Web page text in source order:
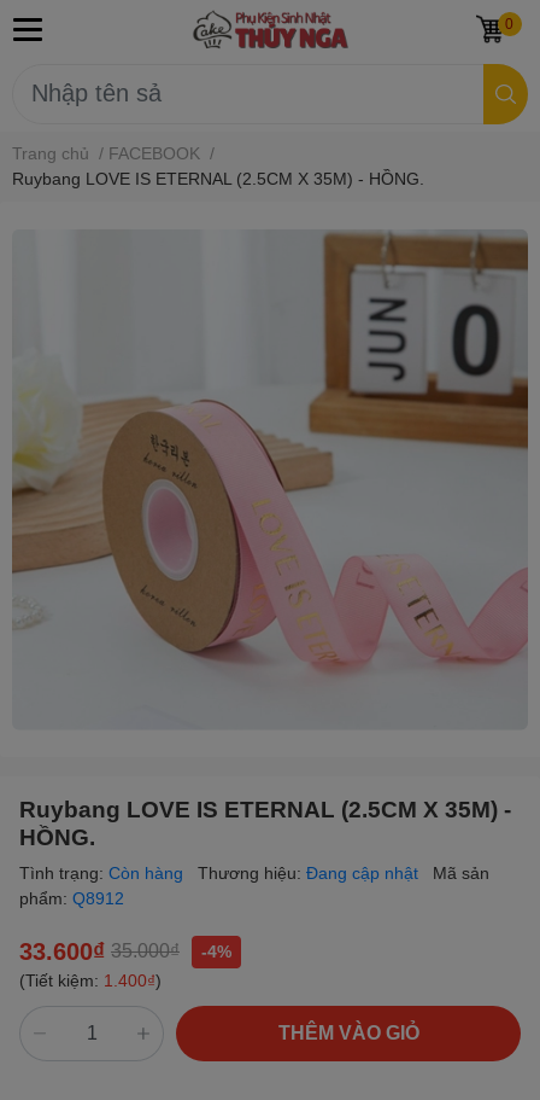
0
Trang chủ / FACEBOOK /
Ruybang LOVE IS ETERNAL (2.5CM X 35M) - HỒNG.
Ruybang LOVE IS ETERNAL (2.5CM X 35M) -
HỒNG.
Tình trạng: Còn hàng Thương hiệu: Đang cập nhật
Mã sản
phẩm: Q8912
33.600₫ 35.000₫
-4%
(Tiết kiệm: 1.400₫)
THÊM VÀO GIỎ